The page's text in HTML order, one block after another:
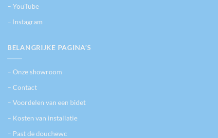
– YouTube
– Instagram
BELANGRIJKE PAGINA’S
– Onze showroom
– Contact
– Voordelen van een bidet
– Kosten van installatie
– Past de douchewc